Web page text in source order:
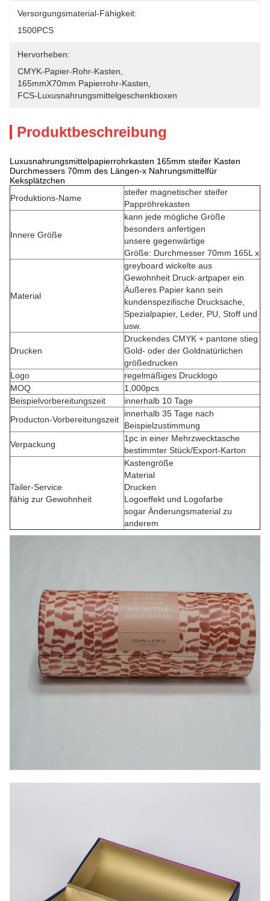
Versorgungsmaterial-Fähigkeit:
1500PCS
Hervorheben:
CMYK-Papier-Rohr-Kasten
165mmX70mm Papierrohr-Kasten
FCS-Luxusnahrungsmittelgeschenkboxen
Produktbeschreibung
Luxusnahrungsmittelpapierrohrkasten 165mm steifer Kasten
Durchmessers 70mm des Längen-x Nahrungsmittelfür
Keksplätzchen
Produktions-Name
steifer magnetischer steifer
Pappröhrekasten
Innere Größe
kann jede mögliche Größe
besonders anfertigen
unsere gegenwärtige
Größe: Durchmesser 70mm 165L x
Material
greyboard wickelte aus
Gewohnheit Druck-artpaper ein
Äußeres Papier kann sein
kundenspezifische Drucksache,
Spezialpapier, Leder, PU, Stoff und
usw.
Drucken
Druckendes CMYK + pantone stieg
Gold- oder der Goldnatürlichen
größedrucken
Logo
regelmäßiges Drucklogo
MOQ
1,000pcs
Beispielvorbereitungszeit
innerhalb 10 Tage
Producton-Vorbereitungszeit
innerhalb 35 Tage nach
Beispielzustimmung
Verpackung
1pc in einer Mehrzwecktasche
bestimmter Stück/Export-Karton
Tailer-Service
fähig zur Gewohnheit
Kastengröße
Material
Drucken
Logoeffekt und Logofarbe
sogar Änderungsmaterial zu
anderem